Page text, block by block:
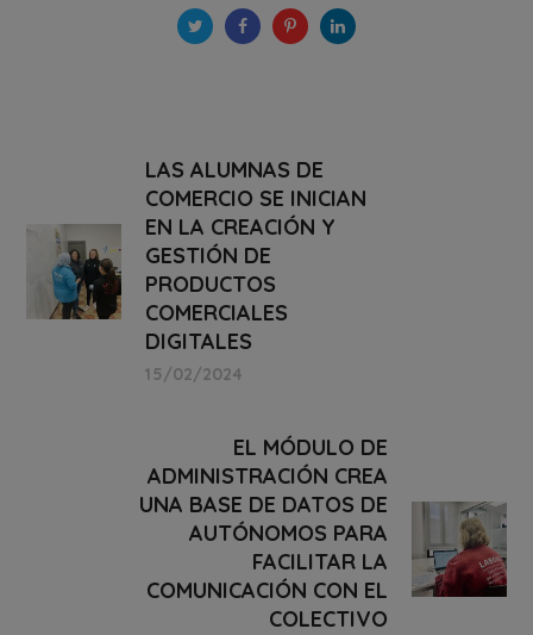
LAS ALUMNAS DE
COMERCIO SE INICIAN
EN LA CREACIÓN Y
GESTIÓN DE
PRODUCTOS
COMERCIALES
DIGITALES
15/02/2024
EL MÓDULO DE
ADMINISTRACIÓN CREA
UNA BASE DE DATOS DE
AUTÓNOMOS PARA
FACILITAR LA
COMUNICACIÓN CON EL
COLECTIVO